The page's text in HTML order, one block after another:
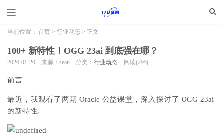
当前位置： 首页 > 行业动态 > 正文
100+ 新特性！OGG 23ai 到底强在哪？
2026-01-20 来源：sean 分类： 行业动态 阅读(295)
前言
最近，我观看了两期 Oracle 公益课堂，深入探讨了 OGG 23ai
的新特性。